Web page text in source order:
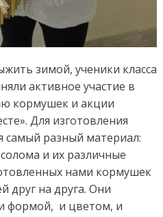
зимой, ученики класса
активное участие в
кормушек и акции
Для изготовления
самый разный материал:
и их различные
нами кормушек
друг на друга. Они
формой, и цветом, и